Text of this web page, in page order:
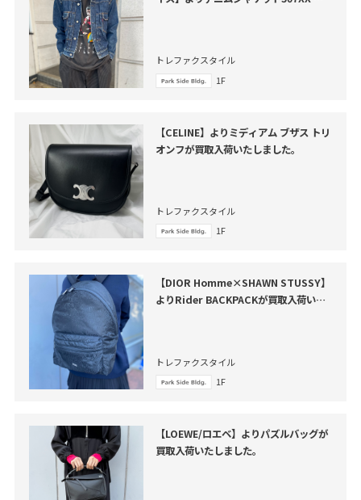
トレファクスタイル
1F
【CELINE】よりミディアム ブザス トリ
オンフが買取入荷いたしました。
トレファクスタイル
1F
【DIOR Homme×SHAWN STUSSY】
よりRider BACKPACKが買取入荷いた
トレファクスタイル
1F
【LOEWE/ロエベ】よりパズルバッグが
買取入荷いたしました。